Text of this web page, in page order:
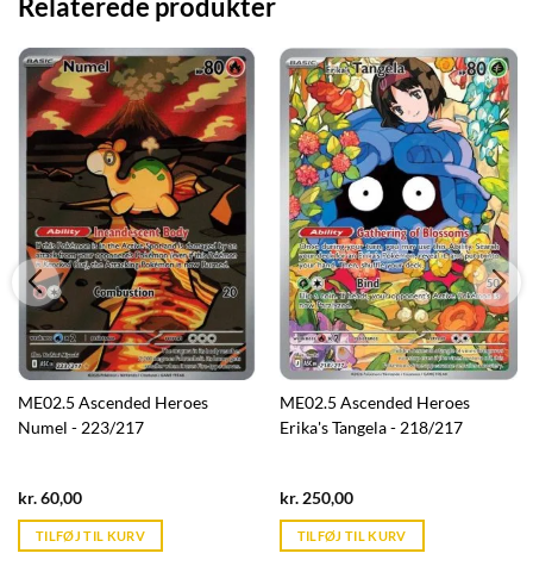
Relaterede produkter
ME02.5 Ascended Heroes
Numel - 223/217
kr.60,00Current
is:
kr. 39,95.
TILFØJ TIL KURV
ME02.5 Ascended Heroes
Erika's Tangela - 218/217
kr.250,00Current
is:
kr. 39,95.
TILFØJ TIL KURV